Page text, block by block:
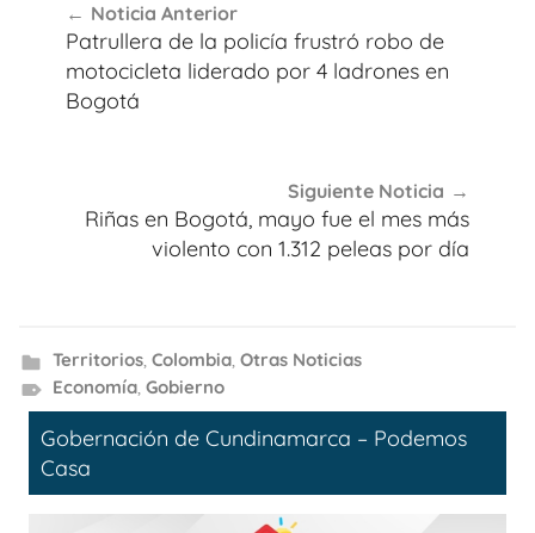
de
entradas
Noticia Anterior
Patrullera de la policía frustró robo de
motocicleta liderado por 4 ladrones en
Bogotá
Siguiente Noticia
Riñas en Bogotá, mayo fue el mes más
violento con 1.312 peleas por día
Territorios, Colombia, Otras Noticias
Economía, Gobierno
Gobernación de Cundinamarca – Podemos
Casa